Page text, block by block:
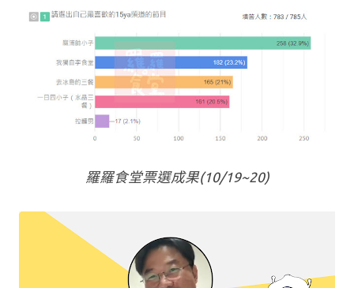
羅羅食堂票選成果(10/19~20)